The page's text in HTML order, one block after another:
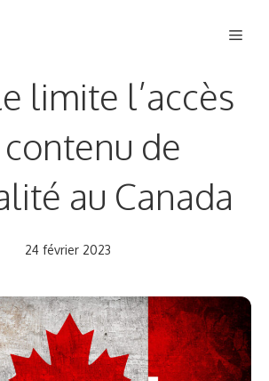
limite l’accès
contenu de
au Canada
24 février 2023